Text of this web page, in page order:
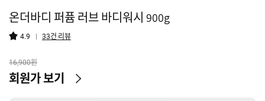
온더바디 퍼퓸 러브 바디워시 900g
4.9 33건 리뷰
16,900원
회원가 보기